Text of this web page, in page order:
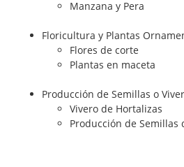
Manzana y Pera
Floricultura y Plantas
Flores de corte
Plantas en maceta
Producción de Semillas o
Vivero de Hortalizas
Producción de Semillas